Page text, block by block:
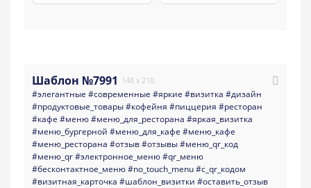
Шаблон №7991 148 x 210
#элегантные #современные #яркие #визитка #дизайн
#продуктовые_товары#кофейня #пиццерия #ресторан
#кафе #меню#меню_для_ресторана #яркая_визитка
#меню_бургерной #меню_для_кафе #меню_кафе
#меню_ресторана #отзыв#отзывы#меню_qr_код
#меню_qr#электронное_меню#qr_меню
#бесконтактное_меню#no_touch_menu#с_qr_кодом
#визитная_карточка #шаблон_визитки #оставить_отзыв